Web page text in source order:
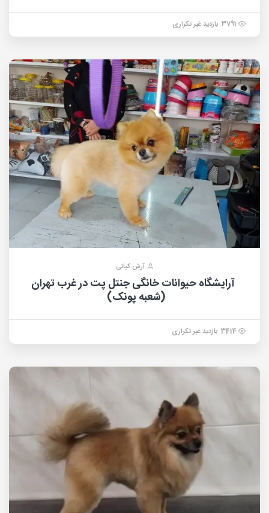
3791 بازدید غیر تکراری
آرش کیانی
آرایشگاه حیوانات خانگی جنتل پت در غرب تهران
(شعبه پونک)
3414 بازدید غیر تکراری